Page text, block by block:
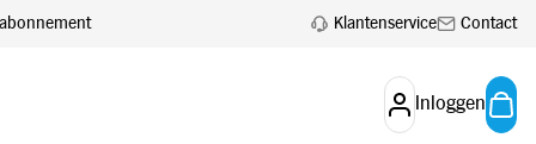
Klantenservice Contact
Inloggen
aan. Account aanvragen